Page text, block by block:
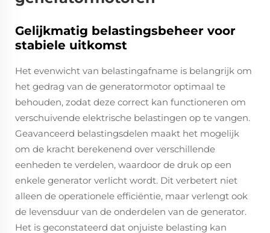
Gelijkmatig belastingsbeheer voor
stabiele uitkomst
Het evenwicht van belastingafname is belangrijk om
het gedrag van de generatormotor optimaal te
behouden, zodat deze correct kan functioneren om
verschuivende elektrische belastingen op te vangen.
Geavanceerd belastingsdelen maakt het mogelijk
om de kracht berekenend over verschillende
eenheden te verdelen, waardoor de druk op een
enkele generator verlicht wordt. Dit verbetert niet
alleen de operationele efficiëntie, maar verlengt ook
de levensduur van de onderdelen van de generator.
Het is geconstateerd dat onjuiste belasting kan